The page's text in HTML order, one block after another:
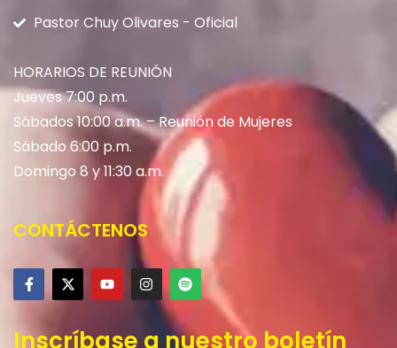
Pastor Chuy Olivares - Oficial
HORARIOS DE REUNIÓN
Jueves 7:00 p.m.
Sábados 10:00 a.m. – Reunión de Mujeres
Sábado 6:00 p.m.
Domingo 8 y 11:30 a.m.
CONTÁCTENOS
Inscríbase a nuestro boletín